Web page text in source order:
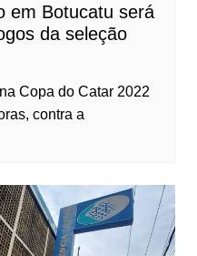
em Botucatu será
da seleção
Copa do Catar 2022
contra a